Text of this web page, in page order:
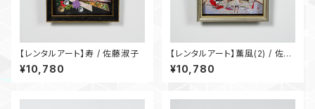
【レンタルアート】寿 / 佐藤淑子
¥10,780
【レンタルアート】薫風(2) / 佐藤
淑子
¥10,780